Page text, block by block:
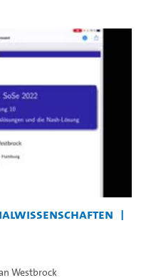
Westbrock